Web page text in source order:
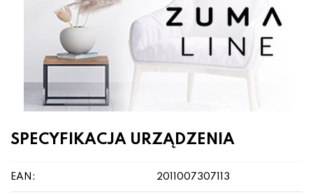
SPECYFIKACJA URZĄDZENIA
EAN: 2011007307113